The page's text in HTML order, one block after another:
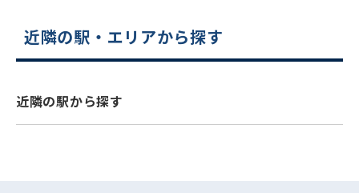
電話でお問い合わせ
近隣の駅・エリアから探す
近隣の駅から探す